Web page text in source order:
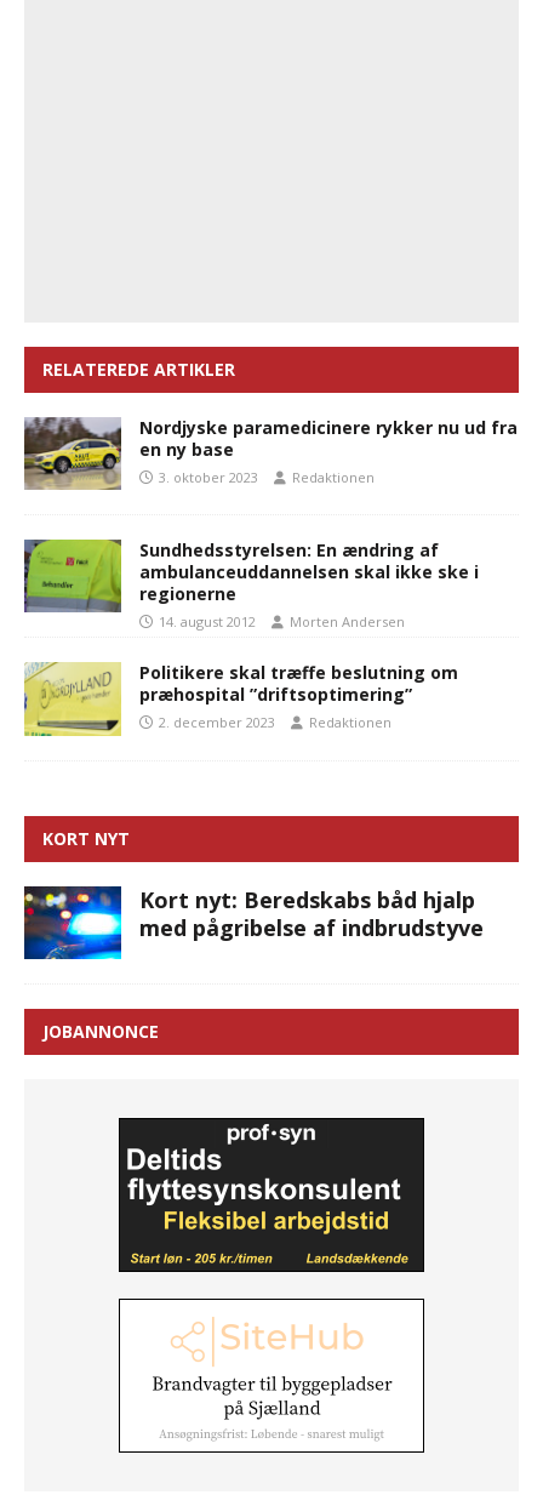
RELATEREDE ARTIKLER
Nordjyske paramedicinere rykker nu ud fra
en ny base
3. oktober 2023 Redaktionen
Sundhedsstyrelsen: En ændring af
ambulanceuddannelsen skal ikke ske i
regionerne
14. august 2012 Morten Andersen
Politikere skal træffe beslutning om
præhospital ”driftsoptimering”
2. december 2023 Redaktionen
KORT NYT
Kort nyt: Beredskabs båd hjalp
med pågribelse af indbrudstyve
JOBANNONCE